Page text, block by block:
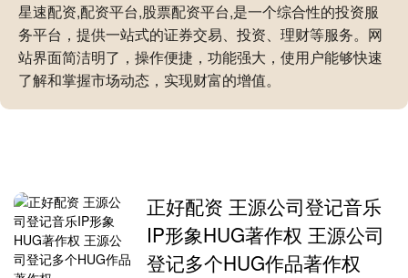
星速配资,配资平台,股票配资平台,是一个综合性的投资服
务平台，提供一站式的证券交易、投资、理财等服务。网
站界面简洁明了，操作便捷，功能强大，使用户能够快速
了解和掌握市场动态，实现财富的增值。
正好配资 王源公司登记音乐
IP形象HUG著作权 王源公司
登记多个HUG作品著作权